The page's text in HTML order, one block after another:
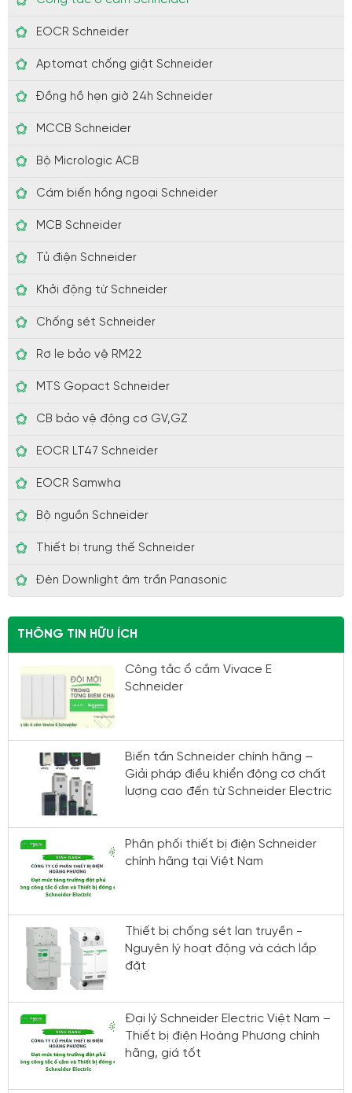
EOCR Schneider
Aptomat chống giật Schneider
Đồng hồ hẹn giờ 24h Schneider
MCCB Schneider
Bộ Micrologic ACB
Cám biến hồng ngoại Schneider
MCB Schneider
Tủ điện Schneider
Khởi động từ Schneider
Chống sét Schneider
Rơ le bảo vệ RM22
MTS Gopact Schneider
CB bảo vệ động cơ GV,GZ
EOCR LT47 Schneider
EOCR Samwha
Bộ nguồn Schneider
Thiết bị trung thế Schneider
Đèn Downlight âm trần Panasonic
THÔNG TIN HỮU ÍCH
Công tắc ổ cắm Vivace E
Schneider
Biến tần Schneider chính hãng –
Giải pháp điều khiển động cơ chất
lượng cao đến từ Schneider Electric
Phân phối thiết bị điện Schneider
chính hãng tại Việt Nam
Thiết bị chống sét lan truyền -
Nguyên lý hoạt động và cách lắp
đặt
Đại lý Schneider Electric Việt Nam –
Thiết bị điện Hoàng Phương chính
hãng, giá tốt